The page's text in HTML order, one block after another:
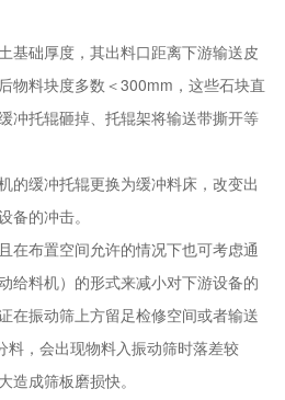
础厚度，其出料口距离下游输送皮
物料块度多数＜300mm，这些石块直
冲托辊砸掉、托辊架将输送带撕开等
缓冲托辊更换为缓冲料床，改变出
备的冲击。
布置空间允许的情况下也可考虑通
给料机）的形式来减小对下游设备的
在振动筛上方留足检修空间或者输送
料，会出现物料入振动筛时落差较
造成筛板磨损快。